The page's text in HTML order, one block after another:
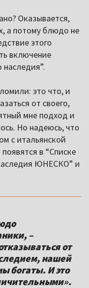
Оказывается,
а потому блюдо не
этого
включение
наследия”.
это что, и
от своего,
мне подход и
Но надеюсь, что
с итальянской
в “Списке
ЮНЕСКО” и
–
от
нашей
богаты. И это